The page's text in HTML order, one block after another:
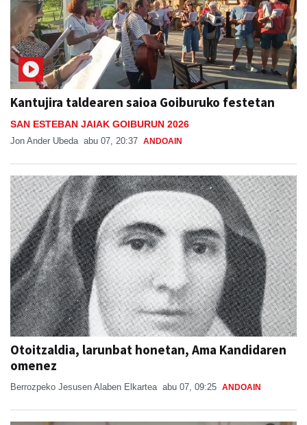
Kantujira taldearen saioa Goiburuko festetan
SAN ESTEBAN JAIAK GOIBURUN 2026
Jon Ander Ubeda abu 07, 20:37 ANDOAIN
Otoitzaldia, larunbat honetan, Ama Kandidaren
omenez
Berrozpeko Jesusen Alaben Elkartea abu 07, 09:25 ANDOAIN